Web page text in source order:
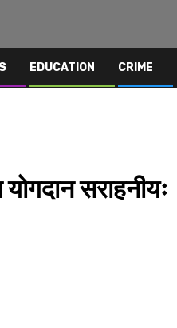
EDUCATION CRIME
सराहनीयः